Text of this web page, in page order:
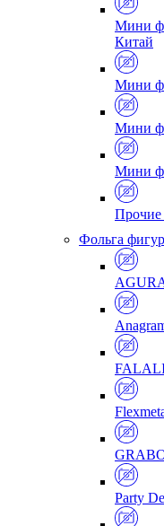
Мини
Китай
Мини
Мини
Мини
Прочие
Фольга
Party